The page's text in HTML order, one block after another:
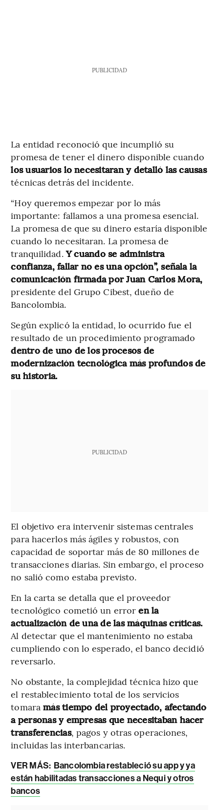
PUBLICIDAD
La entidad reconoció que incumplió su
promesa de tener el dinero disponible cuando
los usuarios lo necesitaran y detalló las causas
técnicas detrás del incidente.
“Hoy queremos empezar por lo más
importante: fallamos a una promesa esencial.
La promesa de que su dinero estaría disponible
cuando lo necesitaran. La promesa de
tranquilidad.Y cuando se administra
confianza, fallar no es una opción”, señala la
comunicación firmada por Juan Carlos Mora,
presidente del Grupo Cibest, dueño de
Bancolombia.
Según explicó la entidad, lo ocurrido fue el
resultado de un procedimiento programado
dentro de uno de los procesos de
modernización tecnológica más profundos de
su historia.
PUBLICIDAD
El objetivo era intervenir sistemas centrales
para hacerlos más ágiles y robustos, con
capacidad de soportar más de 80 millones de
transacciones diarias. Sin embargo, el proceso
no salió como estaba previsto.
En la carta se detalla que el proveedor
tecnológico cometió un erroren la
actualización de una de las máquinas críticas.
Al detectar que el mantenimiento no estaba
cumpliendo con lo esperado, el banco decidió
reversarlo.
No obstante, la complejidad técnica hizo que
el restablecimiento total de los servicios
tomaramás tiempo del proyectado, afectando
a personas y empresas que necesitaban hacer
transferencias, pagos y otras operaciones,
incluidas las interbancarias.
VER MÁS: Bancolombia restableció su app y ya
están habilitadas transacciones a Nequi y otros
bancos